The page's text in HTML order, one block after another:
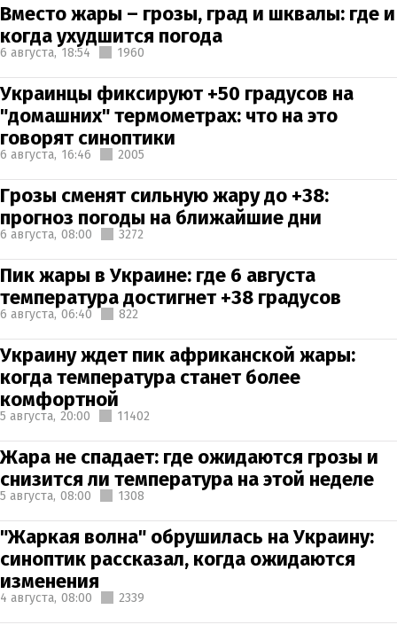
Вместо жары – грозы, град и шквалы: где и
когда ухудшится погода
6 августа, 18:54 1960
Украинцы фиксируют +50 градусов на
"домашних" термометрах: что на это
говорят синоптики
6 августа, 16:46 2005
Грозы сменят сильную жару до +38:
прогноз погоды на ближайшие дни
6 августа, 08:00 3272
Пик жары в Украине: где 6 августа
температура достигнет +38 градусов
6 августа, 06:40 822
Украину ждет пик африканской жары:
когда температура станет более
комфортной
5 августа, 20:00 11402
Жара не спадает: где ожидаются грозы и
снизится ли температура на этой неделе
5 августа, 08:00 1308
"Жаркая волна" обрушилась на Украину:
синоптик рассказал, когда ожидаются
изменения
4 августа, 08:00 2339